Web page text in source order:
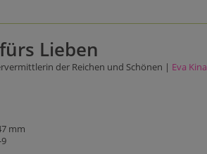
Lieben
der Reichen und Schönen | Eva
mm